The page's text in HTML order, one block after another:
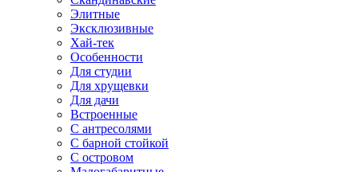
Элитные
Эксклюзивные
Хай-тек
Особенности
Для студии
Для хрущевки
Для дачи
Встроенные
С антресолями
С барной стойкой
С островом